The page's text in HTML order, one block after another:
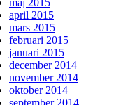
april 2015
mars 2015
februari 2015
januari 2015
december 2014
november 2014
oktober 2014
september 2014